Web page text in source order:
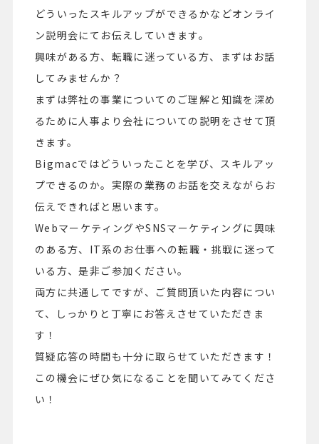
どういったスキルアップができるかなどオンライ
ン説明会にてお伝えしていきます。
興味がある方、転職に迷っている方、まずはお話
してみませんか？
まずは弊社の事業についてのご理解と知識を深め
るために人事より会社についての説明をさせて頂
きます。
Bigmacではどういったことを学び、スキルアッ
プできるのか。実際の業務のお話を交えながらお
伝えできればと思います。
WebマーケティングやSNSマーケティングに興味
のある方、IT系のお仕事への転職・挑戦に迷って
いる方、是非ご参加ください。
両方に共通してですが、ご質問頂いた内容につい
て、しっかりと丁寧にお答えさせていただきま
す！
質疑応答の時間も十分に取らせていただきます！
この機会にぜひ気になることを聞いてみてくださ
い！